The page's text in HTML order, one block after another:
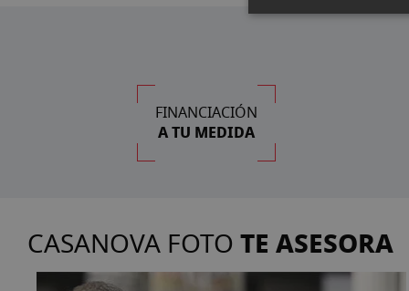
FINANCIACIÓN
A TU MEDIDA
CASANOVA FOTO TE ASESORA